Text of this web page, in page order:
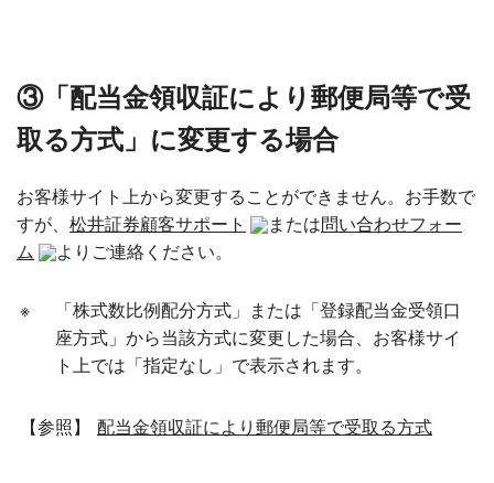
③「配当金領収証により郵便局等で受
取る方式」に変更する場合
お客様サイト上から変更することができません。お手数で
すが、 松井証券顧客サポート または問い合わせフォー
ム
よりご連絡ください。
※
「株式数比例配分方式」または「登録配当金受領口
座方式」から当該方式に変更した場合、お客様サイ
ト上では「指定なし」で表示されます。
【参照】 配当金領収証により郵便局等で受取る方式